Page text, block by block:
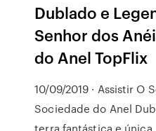
Dublado e
Senhor dos
do Anel TopFlix
10/09/2019 · Assistir O
Sociedade do Anel
terra fantástica e